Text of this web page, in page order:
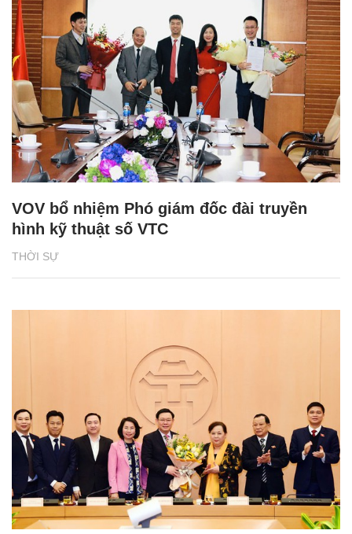
THỜI SỰ
VOV bổ nhiệm Phó giám đốc đài truyền
hình kỹ thuật số VTC